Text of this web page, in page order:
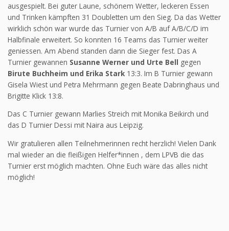
ausgespielt. Bei guter Laune, schönem Wetter, leckeren Essen
und Trinken kämpften 31 Doubletten um den Sieg. Da das Wetter
wirklich schön war wurde das Turnier von A/B auf A/B/C/D im
Halbfinale erweitert. So konnten 16 Teams das Turnier weiter
geniessen. Am Abend standen dann die Sieger fest. Das A
Turnier gewannen Susanne Werner und Urte Bell gegen
Birute Buchheim und Erika Stark 13:3. Im B Turnier gewann
Gisela Wiest und Petra Mehrmann gegen Beate Dabringhaus und
Brigitte Klick 13:8.
Das C Turnier gewann Marlies Streich mit Monika Beikirch und
das D Turnier Dessi mit Naira aus Leipzig.
Wir gratulieren allen Teilnehmerinnen recht herzlich! Vielen Dank
mal wieder an die fleißigen Helfer*innen , dem LPVB die das
Turnier erst möglich machten. Ohne Euch wäre das alles nicht
möglich!